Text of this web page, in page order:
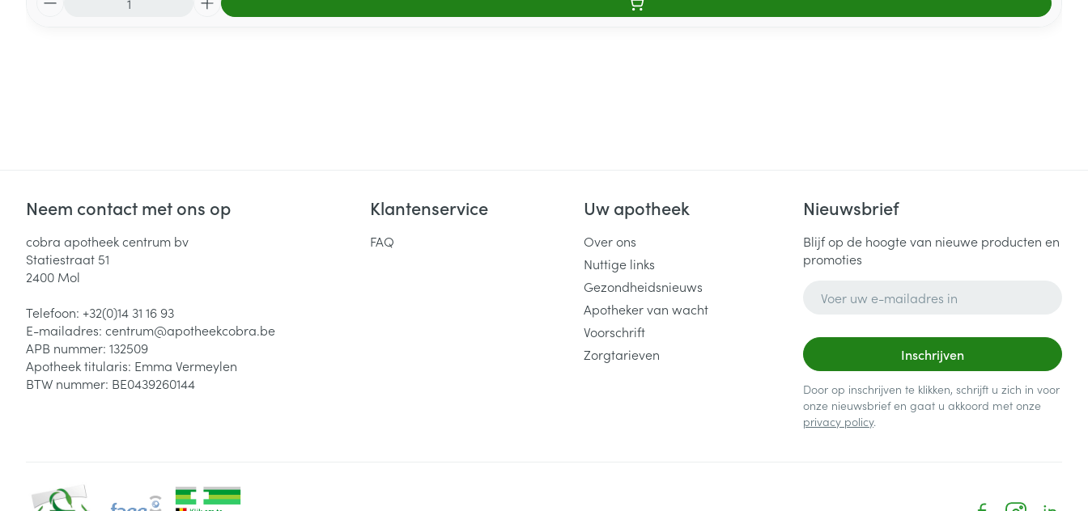
Neem contact met ons op
cobra apotheek centrum bv
Statiestraat 51
2400 Mol
Telefoon: +32(0)14 31 16 93
E-mailadres: centrum@apotheekcobra.be
APB nummer: 132509
Apotheek titularis: Emma Vermeylen
BTW nummer: BE0439260144
Klantenservice
FAQ
Uw apotheek
Over ons
Nuttige links
Gezondheidsnieuws
Apotheker van wacht
Voorschrift
Zorgtarieven
Nieuwsbrief
Blijf op de hoogte van nieuwe producten en
promoties
Inschrijven
Door op inschrijven te klikken, schrijft u zich in voor
onze nieuwsbrief en gaat u akkoord met onze
privacy policy.